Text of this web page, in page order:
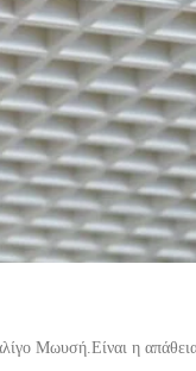
Μωυσή.Είναι η